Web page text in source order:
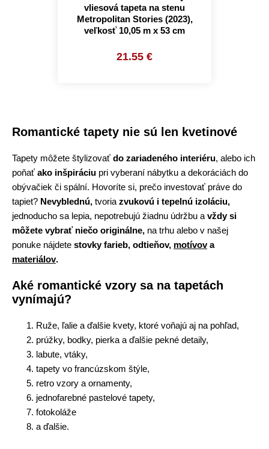
vliesová tapeta na stenu
Metropolitan Stories (2023),
veľkosť 10,05 m x 53 cm
21.55 €
Romantické tapety nie sú len kvetinové
Tapety môžete štylizovať do zariadeného interiéru, alebo ich
poňať ako inšpiráciu pri vyberaní nábytku a dekoráciách do
obývačiek či spální. Hovoríte si, prečo investovať práve do
tapiet? Nevyblednú, tvoria zvukovú i tepelnú izoláciu,
jednoducho sa lepia, nepotrebujú žiadnu údržbu a vždy si
môžete vybrať niečo originálne, na trhu alebo v našej
ponuke nájdete stovky farieb, odtieňov, motívova
materiálov.
Aké romantické vzory sa na tapetách
vynímajú?
Ruže, ľalie a ďalšie kvety, ktoré voňajú aj na pohľad,
prúžky, bodky, pierka a ďalšie pekné detaily,
labute, vtáky,
tapety vo francúzskom štýle,
retro vzory a ornamenty,
jednofarebné pastelové tapety,
fotokoláže
a ďalšie.